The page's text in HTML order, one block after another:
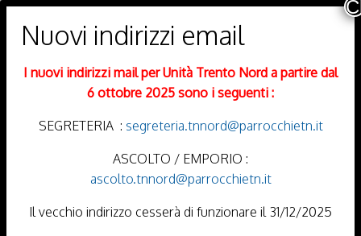
Trento Nord
DIOCESI DI TRENTO
I nuovi indirizzi mail per Unità Trento Nord a partire dal
6 ottobre 2025 sono i seguenti :
SEGRETERIA : segreteria.tnnord@parrocchietn.it
ASCOLTO / EMPORIO :
ascolto.tnnord@parrocchietn.it
Il vecchio indirizzo cesserà di funzionare il 31/12/2025